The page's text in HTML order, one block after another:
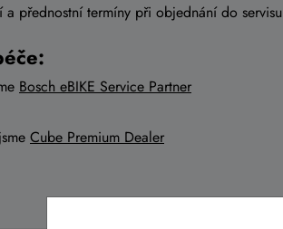
a přednostní termíny při objednání do servisu
Bosch eBIKE Service Partner
Cube Premium Dealer